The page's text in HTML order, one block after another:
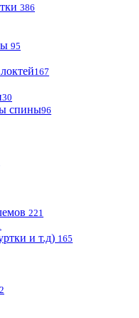
386
95
167
30
спины96
221
и т.д) 165